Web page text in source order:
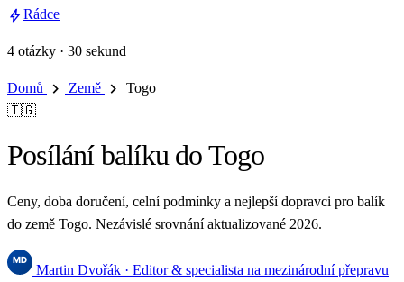
boltRádce
4 otázky · 30 sekund
Domů chevron_right Země chevron_right
Togo
🇹🇬
Posílání balíku do Togo
Ceny, doba doručení, celní podmínky a nejlepší dopravci pro balík
do země Togo. Nezávislé srovnání aktualizované 2026.
Martin Dvořák · Editor & specialista na mezinárodní přepravu